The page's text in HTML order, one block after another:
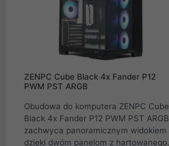
ZENPC Cube Black 4x Fander P12
PWM PST ARGB
Obudowa do komputera ZENPC Cube
Black 4x Fander P12 PWM PST ARGB
zachwyca panoramicznym widokiem
dzięki dwóm panelom z hartowanego